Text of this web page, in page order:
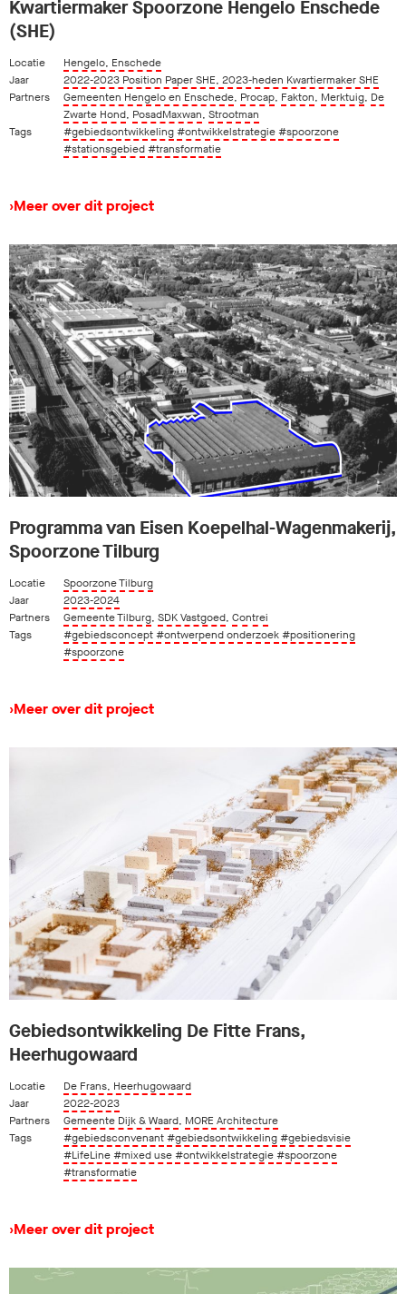
Kwartiermaker Spoorzone Hengelo Enschede
(SHE)
Locatie
Hengelo, Enschede
Jaar
2022-2023 Position Paper SHE, 2023-heden Kwartiermaker SHE
Partners
Gemeenten Hengelo en Enschede, Procap, Fakton, Merktuig, De
Zwarte Hond, PosadMaxwan, Strootman
Tags
#gebiedsontwikkeling#ontwikkelstrategie#spoorzone
#stationsgebied#transformatie
›Meer over dit project
Programma van Eisen Koepelhal-Wagenmakerij,
Spoorzone Tilburg
Locatie
Spoorzone Tilburg
Jaar
2023-2024
Partners
Gemeente Tilburg, SDK Vastgoed, Contrei
Tags
#gebiedsconcept#ontwerpend onderzoek#positionering
#spoorzone
›Meer over dit project
Gebiedsontwikkeling De Fitte Frans,
Heerhugowaard
Locatie
De Frans, Heerhugowaard
Jaar
2022-2023
Partners
Gemeente Dijk & Waard, MORE Architecture
Tags
#gebiedsconvenant#gebiedsontwikkeling#gebiedsvisie
#LifeLine#mixed use#ontwikkelstrategie#spoorzone
#transformatie
›Meer over dit project